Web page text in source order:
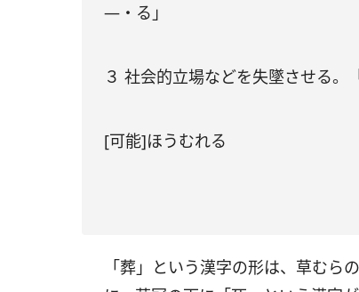
―・る」
３ 社会的立場などを失墜させる。
[可能]ほうむれる
「葬」という漢字の形は、草むら